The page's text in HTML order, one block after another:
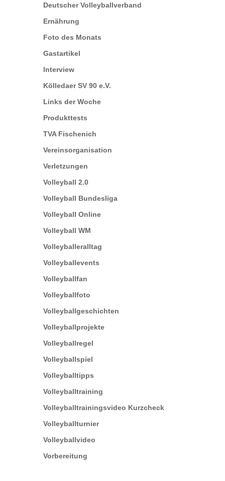
Deutscher Volleyballverband
Ernährung
Foto des Monats
Gastartikel
Interview
Kölledaer SV 90 e.V.
Links der Woche
Produkttests
TVA Fischenich
Vereinsorganisation
Verletzungen
Volleyball 2.0
Volleyball Bundesliga
Volleyball Online
Volleyball WM
Volleyballeralltag
Volleyballevents
Volleyballfan
Volleyballfoto
Volleyballgeschichten
Volleyballprojekte
Volleyballregel
Volleyballspiel
Volleyballtipps
Volleyballtraining
Volleyballtrainingsvideo Kurzcheck
Volleyballturnier
Volleyballvideo
Vorbereitung